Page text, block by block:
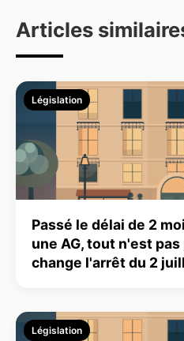
Articles
Législation
Passé le délai de 2
une AG, tout n'est
change l'arrêt du 2
Législation